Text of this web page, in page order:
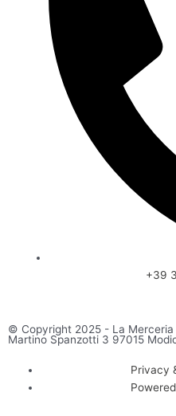
+39
© Copyright 2025 - La
Martino Spanzotti 3 97015
Privacy